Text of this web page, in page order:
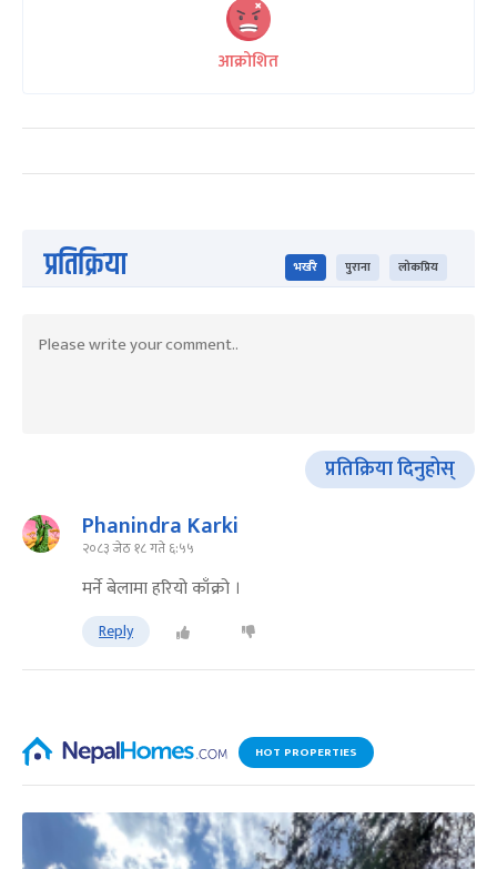
आक्रोशित
प्रतिक्रिया भर्खरै पुराना लोकप्रिय
प्रतिक्रिया दिनुहोस्
Phanindra Karki
२०८३ जेठ १८ गते ६:५५
मर्ने बेलामा हरियो काँक्रो ।
Reply
HOT PROPERTIES